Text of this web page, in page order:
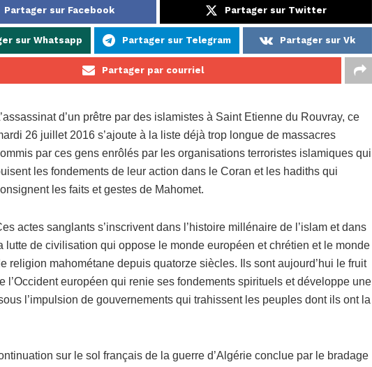
Partager sur Facebook Partager sur Twitter
sur Whatsapp Partager sur Telegram Partager sur Vk
Partager par courriel
d’un prêtre par des islamistes à Saint Etienne du Rouvray, ce
26 juillet 2016 s’ajoute à la liste déjà trop longue de massacres
par ces gens enrôlés par les organisations terroristes islamiques qui
les fondements de leur action dans le Coran et les hadiths qui
les faits et gestes de Mahomet.
actes sanglants s’inscrivent dans l’histoire millénaire de l’islam et dans
lutte de civilisation qui oppose le monde européen et chrétien et le monde
religion mahométane depuis quatorze siècles. Ils sont aujourd’hui le fruit
l’Occident européen qui renie ses fondements spirituels et développe une
l’impulsion de gouvernements qui trahissent les peuples dont ils ont la
sur le sol français de la guerre d’Algérie conclue par le bradage